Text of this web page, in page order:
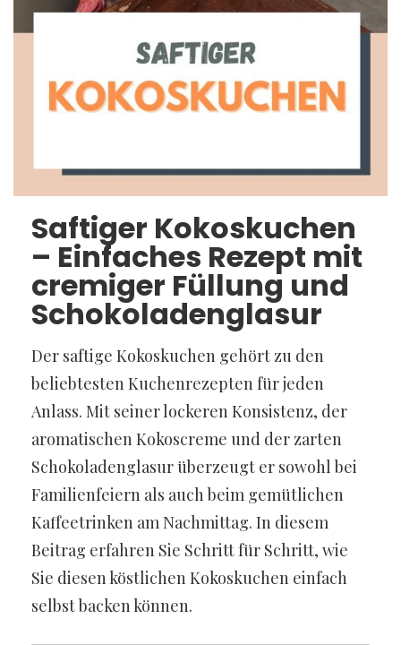
Saftiger Kokoskuchen
– Einfaches Rezept mit
cremiger Füllung und
Schokoladenglasur
Der saftige Kokoskuchen gehört zu den
beliebtesten Kuchenrezepten für jeden
Anlass. Mit seiner lockeren Konsistenz, der
aromatischen Kokoscreme und der zarten
Schokoladenglasur überzeugt er sowohl bei
Familienfeiern als auch beim gemütlichen
Kaffeetrinken am Nachmittag. In diesem
Beitrag erfahren Sie Schritt für Schritt, wie
Sie diesen köstlichen Kokoskuchen einfach
selbst backen können.